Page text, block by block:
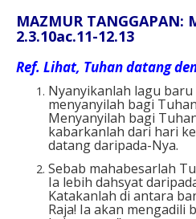
MAZMUR TANGGAPAN:
2.3.10ac.11-12.13
Ref. Lihat, Tuhan datang
Nyanyikanlah lagu
menyanyilah bagi
Menyanyilah bagi
kabarkanlah dari hari
datang daripada-Nya.
Sebab mahabesarlah
Ia lebih dahsyat
Katakanlah di antara
Raja! Ia akan mengadili